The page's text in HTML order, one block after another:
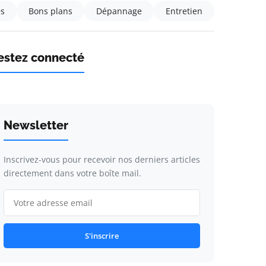
Bons plans Dépannage Entretien
connecté
Newsletter
Inscrivez-vous pour recevoir nos derniers articles
directement dans votre boîte mail.
S'inscrire